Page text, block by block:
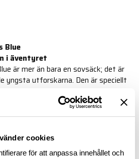
cookies
för att anpassa innehållet och
Blue
i äventyret
är mer än bara en sovsäck; det är
yngsta utforskarna. Den är speciellt
och kombinerar komfort,